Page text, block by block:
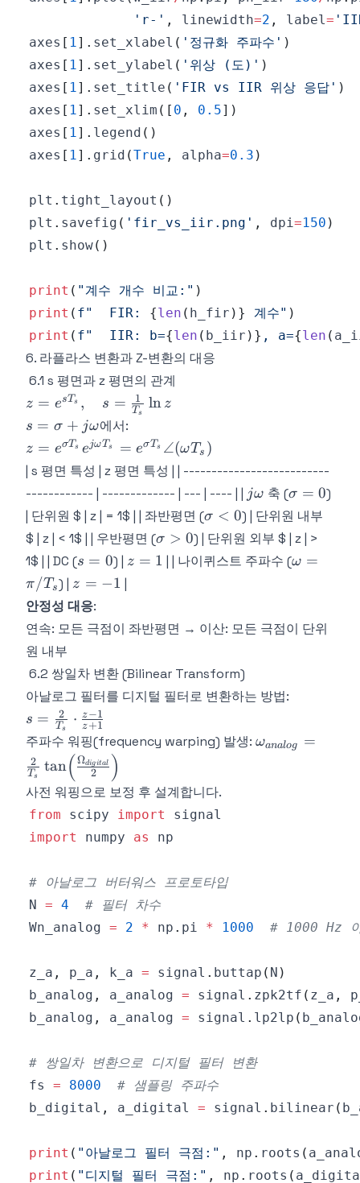
'r-' , linewidth=2 , label=
axes [ 1] . set_xlabel ( '정규화 주파수' )
axes [ 1] . set_ylabel ( '위상 (도)' )
axes [ 1] . set_title ( 'FIR vs IIR 위상 응답' )
axes [ 1] . set_xlim ( [ 0 , 0.5] )
axes [ 1] . legend ( )
axes [ 1] . grid (True , alpha=0.3 )
plt . tight_layout ( )
plt . savefig ( 'fir_vs_iir.png' , dpi=150 )
plt . show( )
print ( "계수 개수 비교:" )
print ( f"  FIR: {len ( h_fir ) } 계수" )
print ( f"  IIR: b={len ( b_iir ) } , a={len (
6. 라플라스 변환과 Z-변환의 대응
6.1 s 평면과 z 평면의 관계
z =
e^{sT_s},
\quad s
=
\frac{1}
{T_s}\ln
z
z = esT s , s = Ts
1 ln z
s =
\sigma
+
j\omega
s = σ + jω에서:
z = e^{\sigma
T_s}e^{j\omega
T_s} = e^{\sigma
T_s}\angle(\omega
T_s)
z = eσTs ejωT s = eσT s ∠(ωTs )
| s 평면 특성 | z 평면 특성 | | --------------------------
------------ | ------------- | --- | ---- | | j\omega
jω 축 (\sigma
= 0
σ = 0)
| 단위원 $ | z | = 1$ | | 좌반평면 (\sigma
< 0
σ < 0) | 단위원 내부
$ | z | < 1$ | | 우반평면 (\sigma
> 0
σ > 0) | 단위원 외부 $ | z | >
1$ | | DC (s
=
0
s = 0) | z
z = 1 | | 나이퀴스트 주파수 (\omega
ω =
π/Ts) | z
=
-1
z = −1 |
안정성 대응:
연속: 모든 극점이 좌반평면 → 이산: 모든 극점이 단위
원 내부
6.2 쌍일차 변환 (Bilinear Transform)
아날로그 필터를 디지털 필터로 변환하는 방법:
s = \frac{2}
{T_s}\cdot\frac{z-
1}{z+1}
s = Ts
2 ⋅ z+1
z−1
주파수 워핑(frequency warping) 발생: ωanalog =
Ts
2 tan( 2
Ωdigital )
사전 워핑으로 보정 후 설계합니다.
from scipy import
import
numpy as
# 아날로그 버터워스 프로토타입
N = 4
# 필터 차수
Wn_analog = 2 * np . pi * 1000 # 1000 Hz
z_a , p_a , k_a = signal . buttap ( N )
b_analog , a_analog = signal . zpk2tf ( z_a ,
b_analog , a_analog = signal . lp2lp (
# 쌍일차 변환으로 디지털 필터 변환
fs = 8000
# 샘플링 주파수
b_digital , a_digital = signal . bilinear (
print ( "아날로그 필터 극점:" , np . roots (
print ( "디지털 필터 극점:" , np . roots (